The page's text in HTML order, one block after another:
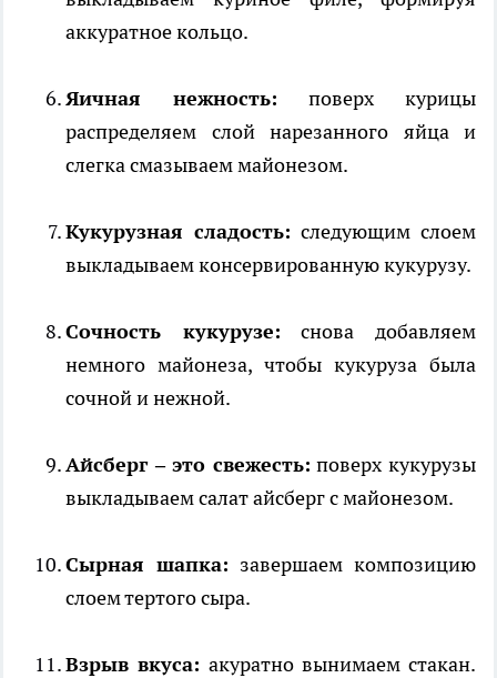
аккуратное кольцо.
Яичная нежность: поверх курицы
распределяем слой нарезанного яйца и
слегка смазываем майонезом.
Кукурузная сладость: следующим слоем
выкладываем консервированную кукурузу.
Сочность кукурузе: снова добавляем
немного майонеза, чтобы кукуруза была
сочной и нежной.
Айсберг – это свежесть: поверх кукурузы
выкладываем салат айсберг с майонезом.
Сырная шапка: завершаем композицию
слоем тертого сыра.
Взрыв вкуса: акуратно вынимаем стакан.